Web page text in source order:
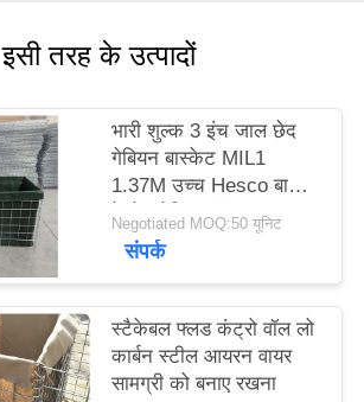
इसी तरह के उत्पादों
भारी शुल्क 3 इंच जाल छेद
गेबियन बास्केट MIL1
1.37M उच्च Hesco बाधा
वेल्डेड गेबियन बॉक्स भू-
तहस्त्र कपड़े के साथ अस्तर
Negotiated MOQ:50 यूनिट
संपर्क
स्टैकेबल फ्लड कंट्रो वॉल लो
कार्बन स्टील आयरन वायर
सामग्री को बनाए रखना